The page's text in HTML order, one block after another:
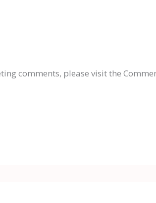
comments, please visit the